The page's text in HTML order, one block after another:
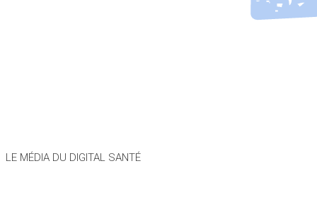
LE MÉDIA DU DIGITAL SANTÉ